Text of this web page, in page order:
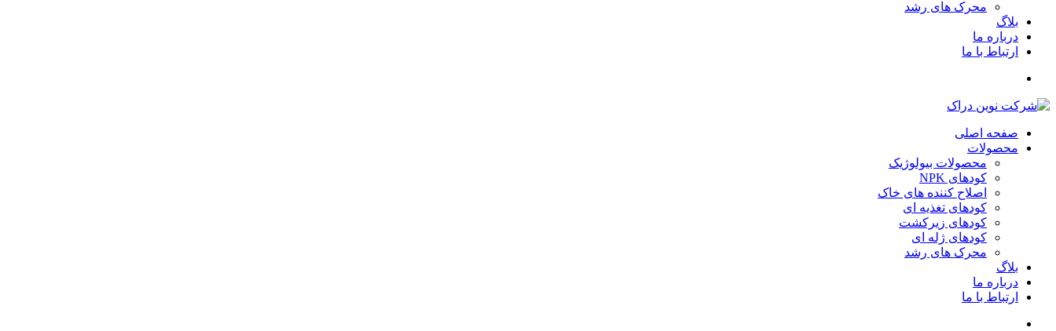
محرک های رشد
بلاگ
درباره ما
ارتباط با ما
صفحه اصلی
محصولات
محصولات بیولوژیک
کودهای NPK
اصلاح کننده های خاک
کودهای تغذیه ای
کودهای زیرکشت
کودهای ژله ای
محرک های رشد
بلاگ
درباره ما
ارتباط با ما